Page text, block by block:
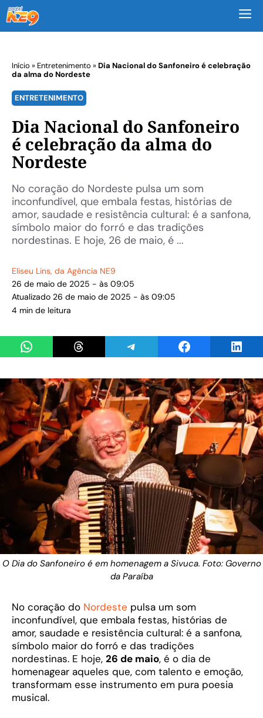
Início » Entretenimento »Dia Nacional do Sanfoneiro é celebração
da alma do Nordeste
ENTRETENIMENTO
Dia Nacional do Sanfoneiro
é celebração da alma do
Nordeste
No coração do Nordeste pulsa um som
inconfundível, que embala festas, histórias de
amor, saudade e resistência cultural: é a sanfona,
símbolo maior do forró e das tradições
nordestinas. E hoje, 26 de maio, é ...
Eliseu Lins, da Agência NE9
26 de maio de 2025 - às 09:05
Atualizado 26 de maio de 2025 - às 09:05
4 min de leitura
Share on WhatsAppShare on ThreadsShare on TelegramShare on Facebook
O Dia do Sanfoneiro é em homenagem a Sivuca. Foto: Governo
da Paraíba
No coração do Nordeste pulsa um som
inconfundível, que embala festas, histórias de
amor, saudade e resistência cultural: é a sanfona,
símbolo maior do forró e das tradições
nordestinas. E hoje, 26 de maio, é o dia de
homenagear aqueles que, com talento e emoção,
transformam esse instrumento em pura poesia
musical.